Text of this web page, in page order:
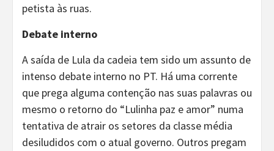
petista às ruas.
Debate interno
A saída de Lula da cadeia tem sido um assunto de
intenso debate interno no PT. Há uma corrente
que prega alguma contenção nas suas palavras ou
mesmo o retorno do “Lulinha paz e amor” numa
tentativa de atrair os setores da classe média
desiludidos com o atual governo. Outros pregam